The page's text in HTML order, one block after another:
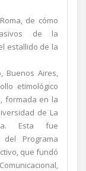
de cómo
de la
estallido de la
Buenos Aires,
etimológico
formada en la
de La
Esta fue
Programa
que fundó